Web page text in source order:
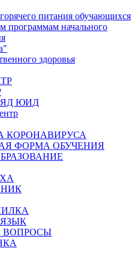
питания обучающихся
программам начального
здоровья
ЮИД
КОРОНАВИРУСА
ФОРМА ОБУЧЕНИЯ
ВОПРОСЫ